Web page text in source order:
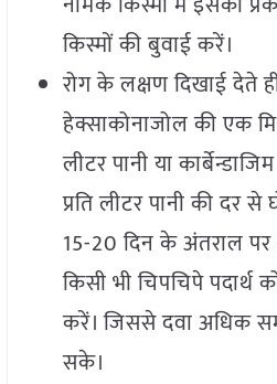
किस्मों की बुवाई करें।
रोग के लक्षण दिखाई देते
हेक्साकोनाजोल की एक
लीटर पानी या
प्रति लीटर पानी की दर
15-20 दिन के अंतराल
किसी भी चिपचिपे पदार्थ
करें। जिससे दवा अधिक
सके।